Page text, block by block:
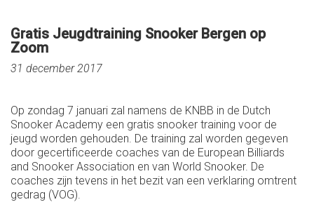
Gratis Jeugdtraining Snooker Bergen op
Zoom
31 december 2017
Op zondag 7 januari zal namens de KNBB in de Dutch
Snooker Academy een gratis snooker training voor de
jeugd worden gehouden. De training zal worden gegeven
door gecertificeerde coaches van de European Billiards
and Snooker Association en van World Snooker. De
coaches zijn tevens in het bezit van een verklaring omtrent
gedrag (VOG).